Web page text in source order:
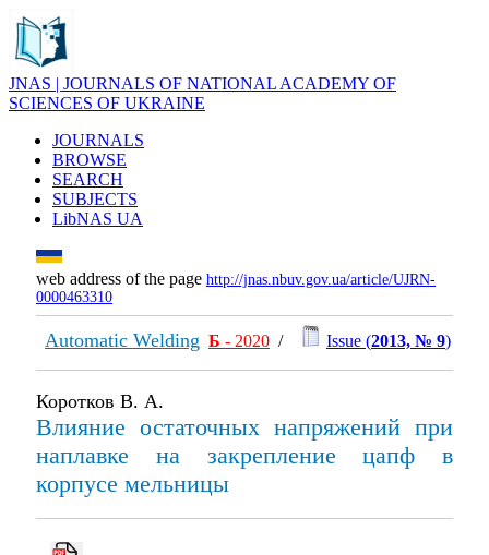
JNAS | JOURNALS OF NATIONAL ACADEMY OF
SCIENCES OF UKRAINE
JOURNALS
BROWSE
SEARCH
SUBJECTS
LibNAS UA
web address of the page http://jnas.nbuv.gov.ua/article/UJRN-
0000463310
Automatic Welding Б - 2020 / Issue (2013, № 9)
Коротков В. А.
Влияние остаточных напряжений при
наплавке на закрепление цапф в
корпусе мельницы